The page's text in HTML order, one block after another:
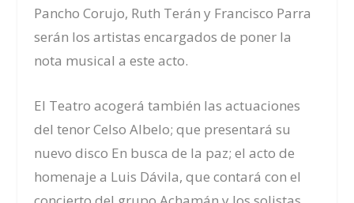
Pancho Corujo, Ruth Terán y Francisco Parra
serán los artistas encargados de poner la
nota musical a este acto.
El Teatro acogerá también las actuaciones
del tenor Celso Albelo; que presentará su
nuevo disco En busca de la paz; el acto de
homenaje a Luis Dávila, que contará con el